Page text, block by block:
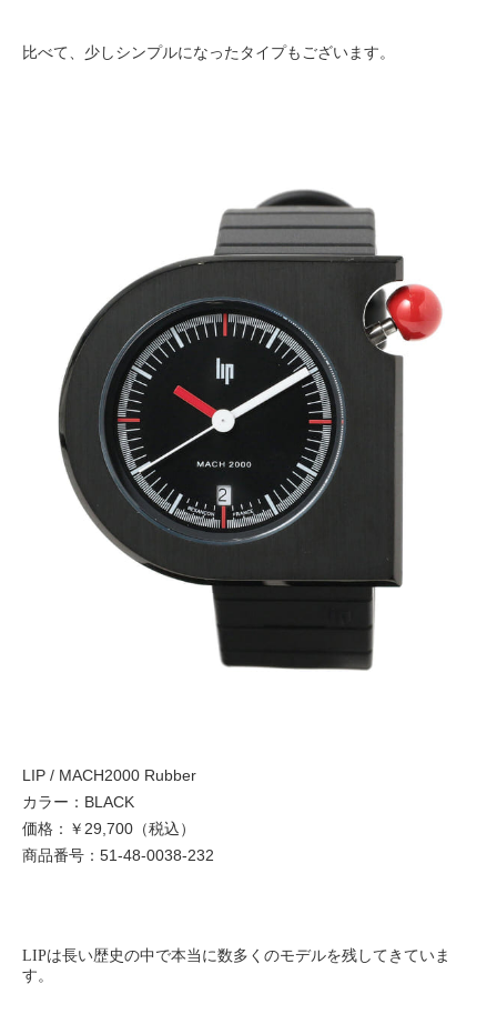
比べて、少しシンプルになったタイプもございます。
LIP / MACH2000 Rubber
カラー：BLACK
価格：￥29,700（税込）
商品番号：51-48-0038-232
LIPは長い歴史の中で本当に数多くのモデルを残してきていま
す。